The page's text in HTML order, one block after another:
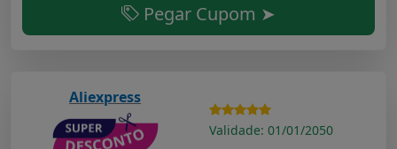
Pegar Cupom ➤
Aliexpress
Validade: 01/01/2050